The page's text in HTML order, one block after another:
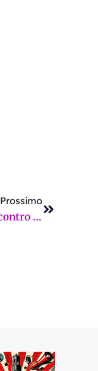
Prossimo
Coldiretti Toscana unita con gli agricoltori di tutta Europa contro l’accordo UE-Mercosur